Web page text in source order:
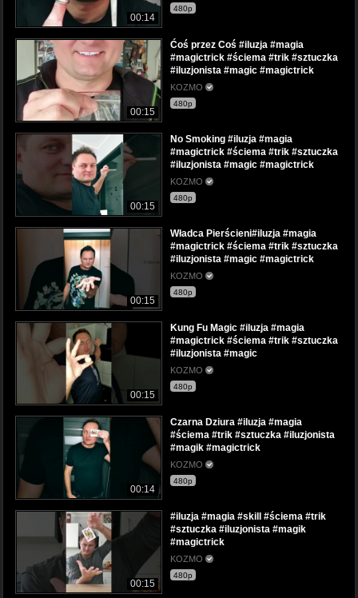
00:14
480p
00:15
Ćoś przez Coś #iluzja #magia
#magictrick #ściema #trik #sztuczka
#iluzjonista #magic #magictrick
KOZMO
480p
00:15
No Smoking #iluzja #magia
#magictrick #ściema #trik #sztuczka
#iluzjonista #magic #magictrick
KOZMO
480p
00:15
Władca Pierścieni#iluzja #magia
#magictrick #ściema #trik #sztuczka
#iluzjonista #magic #magictrick
KOZMO
480p
00:15
Kung Fu Magic #iluzja #magia
#magictrick #ściema #trik #sztuczka
#iluzjonista #magic
KOZMO
480p
00:14
Czarna Dziura #iluzja #magia
#ściema #trik #sztuczka #iluzjonista
#magik #magictrick
KOZMO
480p
00:15
#iluzja #magia #skill #ściema #trik
#sztuczka #iluzjonista #magik
#magictrick
KOZMO
480p